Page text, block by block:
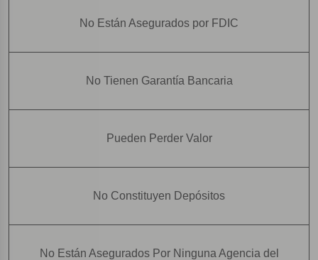
No Están Asegurados por FDIC
No Tienen Garantía Bancaria
Pueden Perder Valor
No Constituyen Depósitos
No Están Asegurados Por Ninguna Agencia del